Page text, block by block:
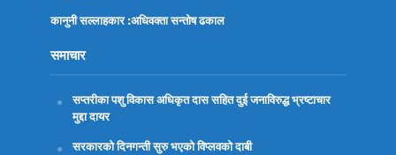
कानुनी सल्लाहकार :अधिवक्तासन्तोष ढकाल
समाचार
सप्तरीका पशु विकास अधिकृत दास सहित दुई जनाविरुद्ध भ्रष्टाचार
मुद्दा दायर
सरकारको दिनगन्ती सुरु भएको विप्लवको दाबी